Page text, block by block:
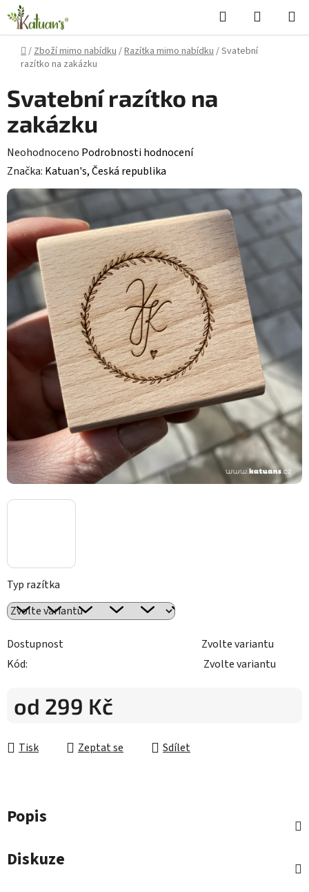
Přejít
na
obsah
Hledat
KOŠÍK
Domů
/Zboží mimo nabídku/Razítka mimo nabídku/Svatební
razítko na zakázku
Typ razítka
Dostupnost
Zvolte variantu
Kód:
Zvolte variantu
od 299 Kč
Tisk
Zeptat se Sdílet
Svatební razítko na
zakázku
Průměrné
hodnocení
produktu
0,0
z
hvězdiček.
Neohodnoceno Podrobnosti hodnocení
Značka: Katuan's, Česká republika
Popis
Diskuze